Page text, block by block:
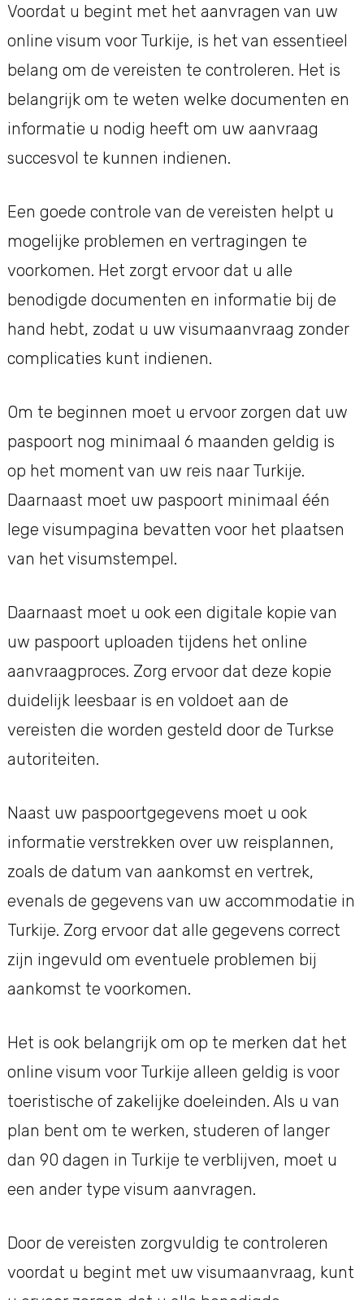
Voordat u begint met het aanvragen van uw
online visum voor Turkije, is het van essentieel
belang om de vereisten te controleren. Het is
belangrijk om te weten welke documenten en
informatie u nodig heeft om uw aanvraag
succesvol te kunnen indienen.
Een goede controle van de vereisten helpt u
mogelijke problemen en vertragingen te
voorkomen. Het zorgt ervoor dat u alle
benodigde documenten en informatie bij de
hand hebt, zodat u uw visumaanvraag zonder
complicaties kunt indienen.
Om te beginnen moet u ervoor zorgen dat uw
paspoort nog minimaal 6 maanden geldig is
op het moment van uw reis naar Turkije.
Daarnaast moet uw paspoort minimaal één
lege visumpagina bevatten voor het plaatsen
van het visumstempel.
Daarnaast moet u ook een digitale kopie van
uw paspoort uploaden tijdens het online
aanvraagproces. Zorg ervoor dat deze kopie
duidelijk leesbaar is en voldoet aan de
vereisten die worden gesteld door de Turkse
autoriteiten.
Naast uw paspoortgegevens moet u ook
informatie verstrekken over uw reisplannen,
zoals de datum van aankomst en vertrek,
evenals de gegevens van uw accommodatie in
Turkije. Zorg ervoor dat alle gegevens correct
zijn ingevuld om eventuele problemen bij
aankomst te voorkomen.
Het is ook belangrijk om op te merken dat het
online visum voor Turkije alleen geldig is voor
toeristische of zakelijke doeleinden. Als u van
plan bent om te werken, studeren of langer
dan 90 dagen in Turkije te verblijven, moet u
een ander type visum aanvragen.
Door de vereisten zorgvuldig te controleren
voordat u begint met uw visumaanvraag, kunt